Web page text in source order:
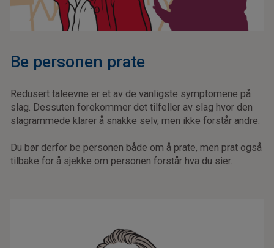
Be personen prate
Redusert taleevne er et av de vanligste symptomene på
slag. Dessuten forekommer det tilfeller av slag hvor den
slagrammede klarer å snakke selv, men ikke forstår andre.
Du bør derfor be personen både om å prate, men prat også
tilbake for å sjekke om personen forstår hva du sier.